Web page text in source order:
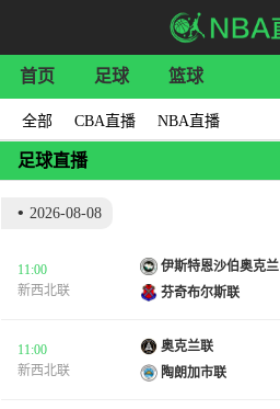
首页 足球 篮球
全部 CBA直播 NBA直播
足球直播
• 2026-08-08
11:00
新西北联
伊斯特恩沙伯奥克兰
芬奇布尔斯联
11:00
新西北联
奥克兰联
陶朗加市联